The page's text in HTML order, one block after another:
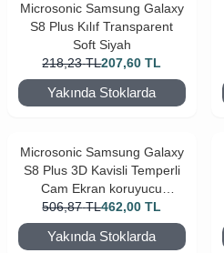
Microsonic Samsung Galaxy
S8 Plus Kılıf Transparent
Soft Siyah
218,23 TL207,60 TL
Yakında Stoklarda
Microsonic Samsung Galaxy
S8 Plus 3D Kavisli Temperli
Cam Ekran koruyucu
Kırılmaz Film Siyah
506,87 TL462,00 TL
Yakında Stoklarda